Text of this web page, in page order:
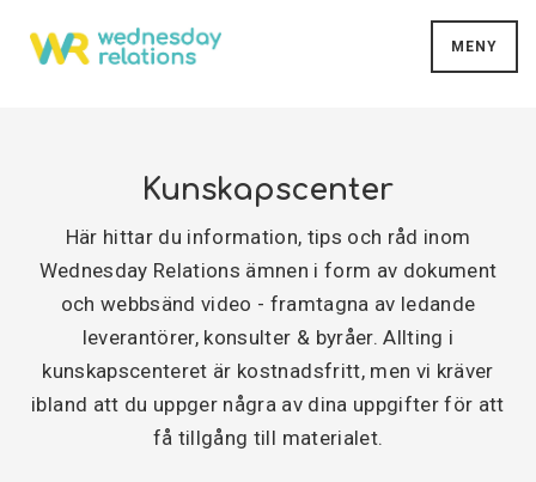
MENY
Kunskapscenter
Här hittar du information, tips och råd inom
Wednesday Relations ämnen i form av dokument
och webbsänd video - framtagna av ledande
leverantörer, konsulter & byråer. Allting i
kunskapscenteret är kostnadsfritt, men vi kräver
ibland att du uppger några av dina uppgifter för att
få tillgång till materialet.